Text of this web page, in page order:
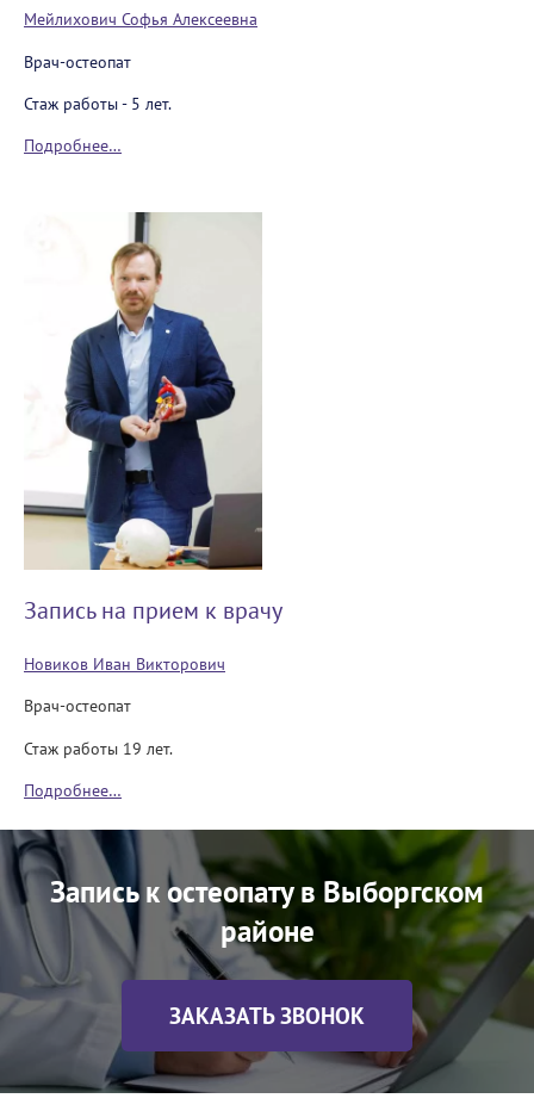
Мейлихович Софья Алексеевна
Врач-остеопат
Стаж работы - 5 лет.
Подробнее…
Запись на прием к врачу
Новиков Иван Викторович
Врач-остеопат
Стаж работы 19 лет.
Подробнее…
Запись к остеопату в Выборгском
районе
ЗАКАЗАТЬ ЗВОНОК